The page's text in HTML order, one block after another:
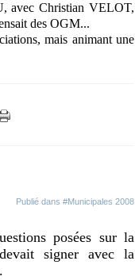
avec Christian VELOT,
des OGM...
mais animant une
Publié dans #Municipales 2008
posées sur la
signer avec la